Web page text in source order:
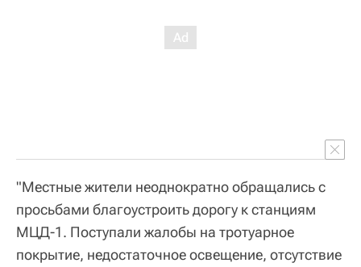
"Местные жители неоднократно обращались с
просьбами благоустроить дорогу к станциям
МЦД-1. Поступали жалобы на тротуарное
покрытие, недостаточное освещение, отсутствие